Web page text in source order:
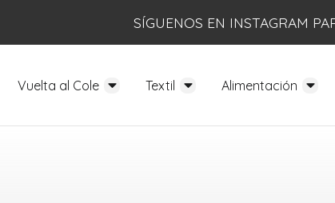
SÍGUENOS EN INSTAGRAM
Vuelta al Cole Textil Alimentación